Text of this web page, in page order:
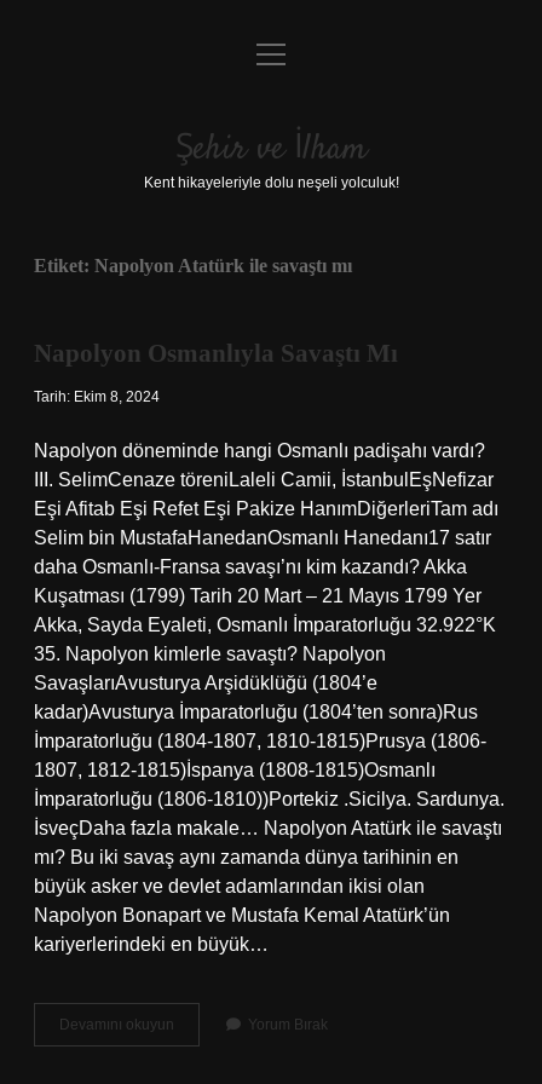
Anasayfa
Yasal Uyarı
menüyü
Şehir ve İlham
Kent hikayeleriyle dolu neşeli yolculuk!
Etiket: Napolyon Atatürk ile savaştı mı
Napolyon Osmanlıyla Savaştı Mı
Tarih: Ekim 8, 2024
Napolyon döneminde hangi Osmanlı padişahı vardı?
III. SelimCenaze töreniLaleli Camii, İstanbulEşNefizar
Eşi Afitab Eşi Refet Eşi Pakize HanımDiğerleriTam adı
Selim bin MustafaHanedanOsmanlı Hanedanı17 satır
daha Osmanlı-Fransa savaşı’nı kim kazandı? Akka
Kuşatması (1799) Tarih 20 Mart – 21 Mayıs 1799 Yer
Akka, Sayda Eyaleti, Osmanlı İmparatorluğu 32.922°K
35. Napolyon kimlerle savaştı? Napolyon
SavaşlarıAvusturya Arşidüklüğü (1804’e
kadar)Avusturya İmparatorluğu (1804’ten sonra)Rus
İmparatorluğu (1804-1807, 1810-1815)Prusya (1806-
1807, 1812-1815)İspanya (1808-1815)Osmanlı
İmparatorluğu (1806-1810))Portekiz .Sicilya. Sardunya.
İsveçDaha fazla makale… Napolyon Atatürk ile savaştı
mı? Bu iki savaş aynı zamanda dünya tarihinin en
büyük asker ve devlet adamlarından ikisi olan
Napolyon Bonapart ve Mustafa Kemal Atatürk’ün
kariyerlerindeki en büyük…
Devamını okuyun Napolyon
Osmanlıyla
Yorum Bırak